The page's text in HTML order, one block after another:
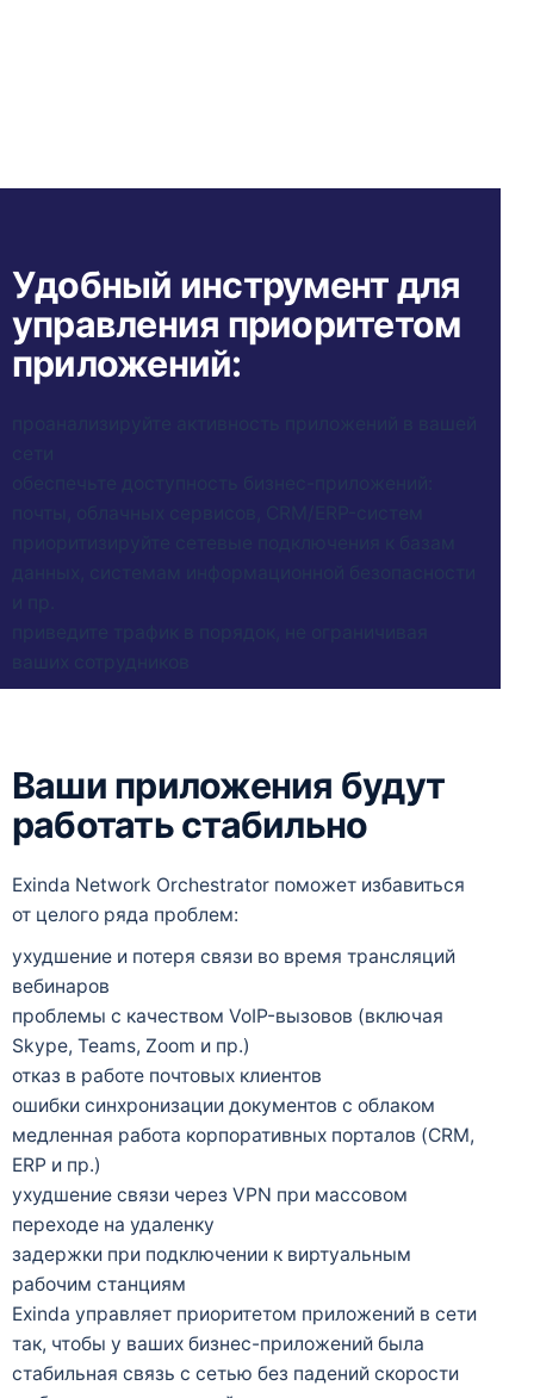
Удобный инструмент для
управления приоритетом
приложений:
проанализируйте активность приложений в вашей
сети
обеспечьте доступность бизнес-приложений:
почты, облачных сервисов, CRM/ERP-систем
приоритизируйте сетевые подключения к базам
данных, системам информационной безопасности
и пр.
приведите трафик в порядок, не ограничивая
ваших сотрудников
Ваши приложения будут
работать стабильно
Exinda Network Orchestrator поможет избавиться
от целого ряда проблем:
ухудшение и потеря связи во время трансляций
вебинаров
проблемы с качеством VoIP-вызовов (включая
Skype, Teams, Zoom и пр.)
отказ в работе почтовых клиентов
ошибки синхронизации документов с облаком
медленная работа корпоративных порталов (CRM,
ERP и пр.)
ухудшение связи через VPN при массовом
переходе на удаленку
задержки при подключении к виртуальным
рабочим станциям
Exinda управляет приоритетом приложений в сети
так, чтобы у ваших бизнес-приложений была
стабильная связь с сетью без падений скорости